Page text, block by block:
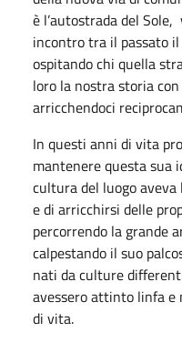
è l’autostrada del
incontro tra il passato
ospitando chi quella
loro la nostra storia
arricchendoci
In questi anni di vita
mantenere questa sua
cultura del luogo
e di arricchirsi delle
percorrendo la grande
calpestando il suo
nati da culture
avessero attinto linfa
di vita.